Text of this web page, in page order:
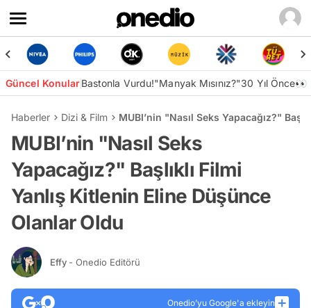
Güncel KonularBastonla Vurdu!"Manyak Mısınız?"30 Yıl Önce👀
Haberler Dizi & Film MUBI’nin "Nasıl Seks Yapacağız?"
MUBI’nin "Nasıl Seks
Yapacağız?" Başlıklı Filmi
Yanlış Kitlenin Eline Düşünce
Olanlar Oldu
Effy - Onedio Editörü
Onedio’yu Google'a ekleyin